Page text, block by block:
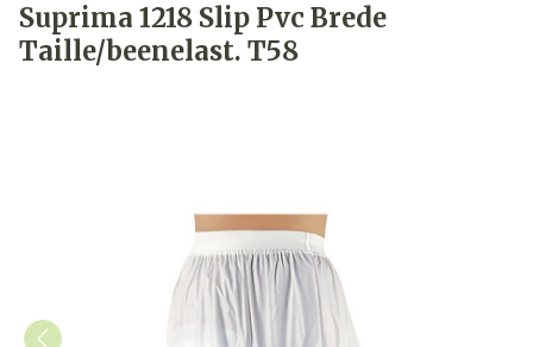
Suprima 1218 Slip Pvc Brede
Taille/beenelast. T58